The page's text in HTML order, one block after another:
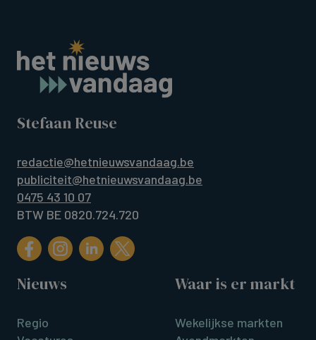
Stefaan Reuse
redactie@hetnieuwsvandaag.be
publiciteit@hetnieuwsvandaag.be
0475 43 10 07
BTW BE 0820.724.720
Nieuws
Regio
Waar is er markt
Wekelijkse markten